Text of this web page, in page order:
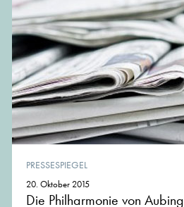
PRESSESPIEGEL
20. Oktober 2015
Die Philharmonie von Aubing